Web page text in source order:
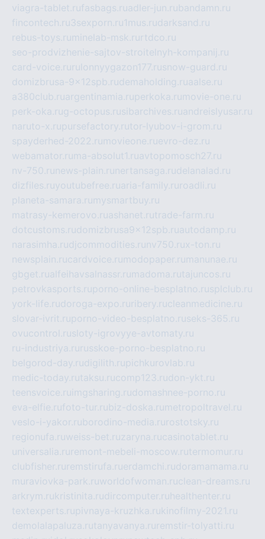
viagra-tablet.rufasbags.ruadler-jun.rubandamn.ru
fincontech.ru3sexporn.ru1mus.rudarksand.ru
rebus-toys.ru minelab-msk.ru rtdco.ru
seo-prodvizhenie-sajtov-stroitelnyh-kompanij.ru
card-voice.ru rulonnyygazon177.rusnow-guard.ru
domizbrusa-9x12spb.rudemaholding.ruaalse.ru
a380club.ruargentinamia.ruperkoka.ru movie-one.ru
perk-oka.rug-octopus.rusibarchives.ruandreislyusar.ru
naruto-x.rupursefactory.rutor-lyubov-i-grom.ru
spayderhed-2022.ru movieone.ruevro-dez.ru
webamator.ru ma-absolut1.ruavtopomosch27.ru
nv-750.ru news-plain.ru nertansaga.rudelanalad.ru
dizfiles.ruyoutubefree.ruaria-family.ru roadli.ru
planeta-samara.ru mysmartbuy.ru
matrasy-kemerovo.ruashanet.rutrade-farm.ru
dotcustoms.rudomizbrusa9x12spb.ruautodamp.ru
narasimha.rudjcommodities.ru nv750.rux-ton.ru
newsplain.rucardvoice.ru modopaper.ru manunae.ru
gbget.rualfeihavsalnassr.ru madoma.rutajuncos.ru
petrovkasports.ruporno-online-besplatno.rusplclub.ru
york-life.rudoroga-expo.ru ribery.rucleanmedicine.ru
slovar-ivrit.ruporno-video-besplatno.ruseks-365.ru
ovucontrol.rusloty-igrovyye-avtomaty.ru
ru-industriya.ru russkoe-porno-besplatno.ru
belgorod-day.rudigilith.rupichkurovlab.ru
medic-today.rutaksu.rucomp123.rudon-ykt.ru
teensvoice.ru imgsharing.rudomashnee-porno.ru
eva-elfie.rufoto-tur.rubiz-doska.ru metropoltravel.ru
veslo-i-yakor.ruborodino-media.ru rostotsky.ru
regionufa.ruweiss-bet.ruzaryna.rucasinotablet.ru
universalia.ru remont-mebeli-moscow.rutermomur.ru
clubfisher.ru remstirufa.ruerdamchi.rudoramamama.ru
muraviovka-park.ruworldofwoman.ruclean-dreams.ru
arkrym.rukristinita.rudircomputer.ru healthenter.ru
textexperts.rupivnaya-kruzhka.rukinofilmy-2021.ru
demolalapaluza.rutanyavanya.ru remstir-tolyatti.ru